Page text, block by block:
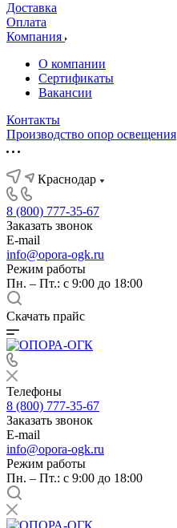
Доставка
Оплата
Компания
О компании
Сертификаты
Вакансии
Контакты
Производство опор освещения
Краснодар
8 (800) 777-35-67
Заказать звонок
E-mail
info@opora-ogk.ru
Режим работы
Пн. – Пт.: с 9:00 до 18:00
Скачать прайс
Телефоны
8 (800) 777-35-67
Заказать звонок
E-mail
info@opora-ogk.ru
Режим работы
Пн. – Пт.: с 9:00 до 18:00